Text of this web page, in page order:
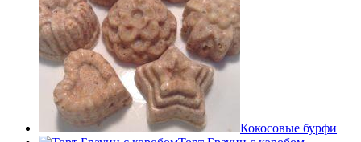
Кокосовые бурфи